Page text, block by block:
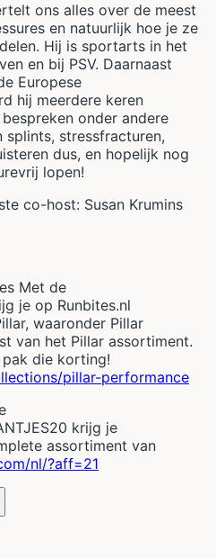
ons alles over de meest
en natuurlijk hoe je ze
Hij is sportarts in het
en bij PSV. Daarnaast
Europese
hij meerdere keren
onder andere
splints, stressfracturen,
dus, en hopelijk nog
lopen!
co-host: Susan Krumins
Met de
je op Runbites.nl
waaronder Pillar
van het Pillar assortiment.
pak die korting!
pillar-performance
krijg je
assortiment van
nl/?aff=21